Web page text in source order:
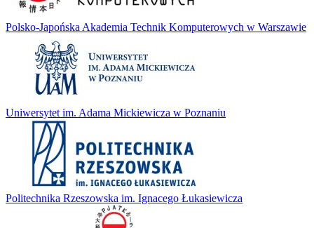
Polsko-Japońska Akademia Technik Komputerowych w Warszawie
Uniwersytet im. Adama Mickiewicza w Poznaniu
Politechnika Rzeszowska im. Ignacego Łukasiewicza